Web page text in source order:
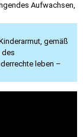
Aufwachsen,
gemäß
des
leben –